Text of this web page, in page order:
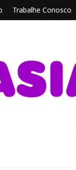
Trabalhe Conosco